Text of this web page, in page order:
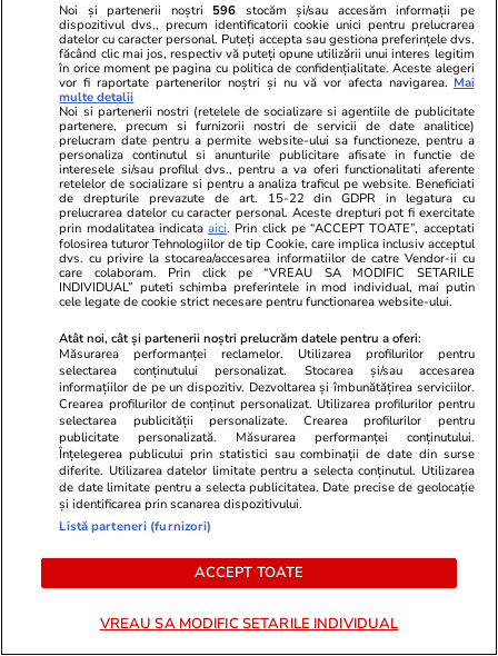
Sănătate și Fitness 08:00
De câte ori pe săptămână ar
trebui să facem duș. Dermatologii
demontează mitul
Sănătate și
De ce
obositoare
Lifestyle 18 iul.
Semnele deshidratării și cum să
o previi
Lifestyle 17 iul.
Noi și partenerii noștri 596 stocăm și/sau accesăm informații pe
dispozitivul dvs., precum identificatorii cookie unici pentru prelucrarea
datelor cu caracter personal. Puteți accepta sau gestiona preferințele dvs.
făcând clic mai jos, respectiv vă puteți opune utilizării unui interes legitim
în orice moment pe pagina cu politica de confidențialitate. Aceste alegeri
vor fi raportate partenerilor noștri și nu vă vor afecta navigarea. Mai
multe detalii
Noi si partenerii nostri (retelele de socializare si agentiile de publicitate
partenere, precum si furnizorii nostri de servicii de date analitice)
prelucram date pentru a permite website-ului sa functioneze, pentru a
personaliza continutul si anunturile publicitare afisate in functie de
interesele si/sau profilul dvs., pentru a va oferi functionalitati aferente
retelelor de socializare si pentru a analiza traficul pe website. Beneficiati
de drepturile prevazute de art. 15-22 din GDPR in legatura cu
prelucrarea datelor cu caracter personal. Aceste drepturi pot fi exercitate
prin modalitatea indicataaici. Prin click pe “ACCEPT TOATE”, acceptati
folosirea tuturor Tehnologiilor de tip Cookie, care implica inclusiv acceptul
dvs. cu privire la stocarea/accesarea informatiilor de catre Vendor-ii cu
care colaboram. Prin click pe “VREAU SA MODIFIC SETARILE
INDIVIDUAL” puteti schimba preferintele in mod individual, mai putin
cele legate de cookie strict necesare pentru functionarea website-ului.
Atât noi, cât și partenerii noștri prelucrăm datele pentru a oferi:
Măsurarea performanței reclamelor. Utilizarea profilurilor pentru
selectarea conținutului personalizat. Stocarea și/sau accesarea
informațiilor de pe un dispozitiv. Dezvoltarea și îmbunătățirea serviciilor.
Crearea profilurilor de conținut personalizat. Utilizarea profilurilor pentru
selectarea publicității personalizate. Crearea profilurilor pentru
publicitate personalizată. Măsurarea performanței conținutului.
Înțelegerea publicului prin statistici sau combinații de date din surse
diferite. Utilizarea datelor limitate pentru a selecta conținutul. Utilizarea
de date limitate pentru a selecta publicitatea. Date precise de geolocație
și identificarea prin scanarea dispozitivului.
Listă parteneri (furnizori)
ACCEPT TOATE
VREAU SA MODIFIC SETARILE INDIVIDUAL